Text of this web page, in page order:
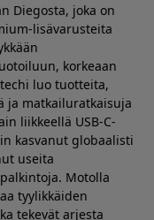
Diegosta, joka on
lisävarusteita
korkeaan
luo tuotteita,
ja matkailuratkaisuja
liikkeellä USB-C-
kasvanut globaalisti
useita
Motolla
tyylikkäiden
tekevät arjesta